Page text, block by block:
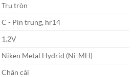
Trụ tròn
C - Pin trung, hr14
1.2V
Niken Metal Hydrid (Ni-MH)
Chân cài